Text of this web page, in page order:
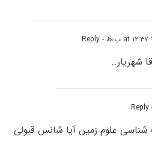
- Reply
شهریار..
-
رسوب شناسی علوم زمین آیا شانس قبولی